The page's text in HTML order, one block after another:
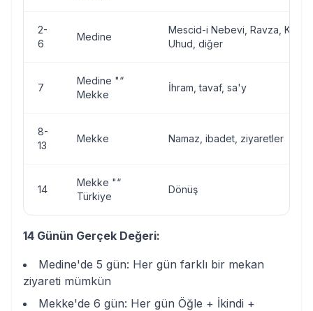
2-
6
Medine
Mescid-i Nebevi, Ravza, Kuba
Uhud, diğer
7
Medine "“
Mekke
İhram, tavaf, sa'y
8-
13
Mekke Namaz, ibadet, ziyaretler
14
Mekke "“
Türkiye
Dönüş
14 Günün Gerçek Değeri:
Medine'de 5 gün: Her gün farklı bir mekan
ziyareti mümkün
Mekke'de 6 gün: Her gün Öğle + İkindi +